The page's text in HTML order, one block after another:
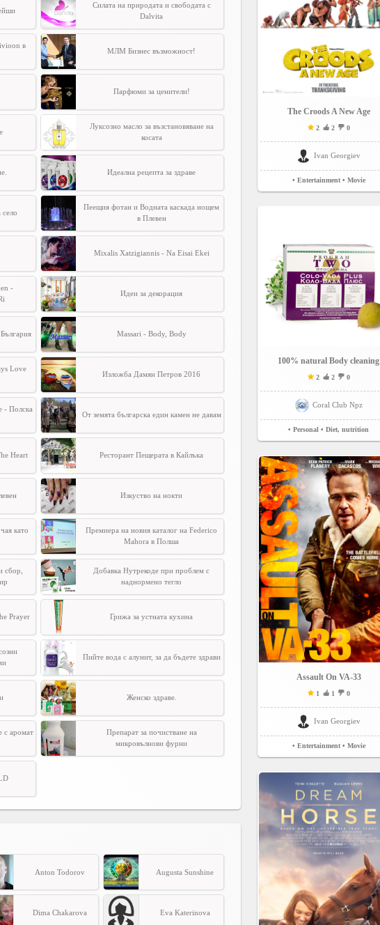
Силата на природата и свободата с
Dalvita
в
МЛМ Бизнес възможност!
Парфюми за ценители!
Луксозно масло за възстановяване на
косата
Идеална рецепта за здраве
село
Пеещия фотан и Водната каскада нощем
в Плевен
Mixalis Xatzigiannis - Na Eisai Ekei
-
Идеи за декорация
Massari - Body, Body
Love
Изложба Дамян Петров 2016
- Полска
От земята българска един камен не давам
Heart Ресторант Пещерата в Кайлъка
Изкуство на нокти
като
Премиера на новия каталог на Federico
Mahora в Полша
сбор,
Добавка Нутрекоде при проблем с
наднормено тегло
Prayer Грижа за устната кухина
Пийте вода с алунит, за да бъдете здрави
Женско здраве.
с аромат
Препарат за почистване на
микровълнови фурни
Anton Todorov Augusta Sunshine
Dima Chakarova Eva Katerinova
The Croods A New Age
2 2 0
Ivan Georgiev
• Entertainment • Movie
100% natural Body cleaning
2 2 0
Coral Club Npz
• Personal • Diet, nutrition
Assault On VA-33
1 1 0
Ivan Georgiev
• Entertainment • Movie